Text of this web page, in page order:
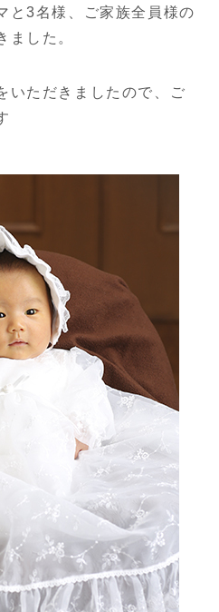
と3名様、ご家族全員様の
ました。
いただきましたので、ご